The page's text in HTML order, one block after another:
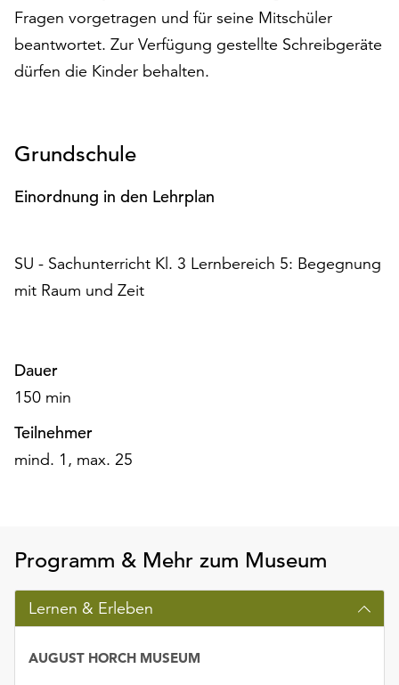
Ihr
Einverständnis
jederzeit
Dafür
Ihnen
Seite
die
zur
Verfügung.
Cookies
werden
weiterhin
Möchten
Sie
die
Fragen vorgetragen und für seine Mitschüler
beantwortet. Zur Verfügung gestellte Schreibgeräte
dürfen die Kinder behalten.
Grundschule
Einordnung in den Lehrplan
SU - Sachunterricht Kl. 3 Lernbereich 5: Begegnung
mit Raum und Zeit
Dauer
150 min
Teilnehmer
mind. 1, max. 25
Programm & Mehr zum Museum
Lernen & Erleben
AUGUST HORCH MUSEUM